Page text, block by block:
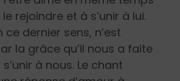
rejoindre et à s’unir à lui.
ce dernier sens, n’est
la grâce qu’il nous a faite
à nous. Le chant